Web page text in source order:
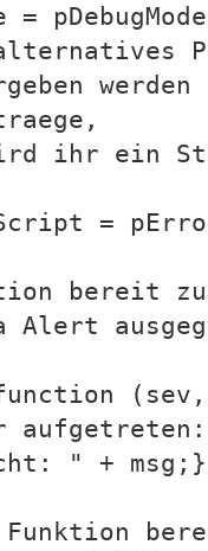
=
ihr ein
=
bereit
" + msg;}